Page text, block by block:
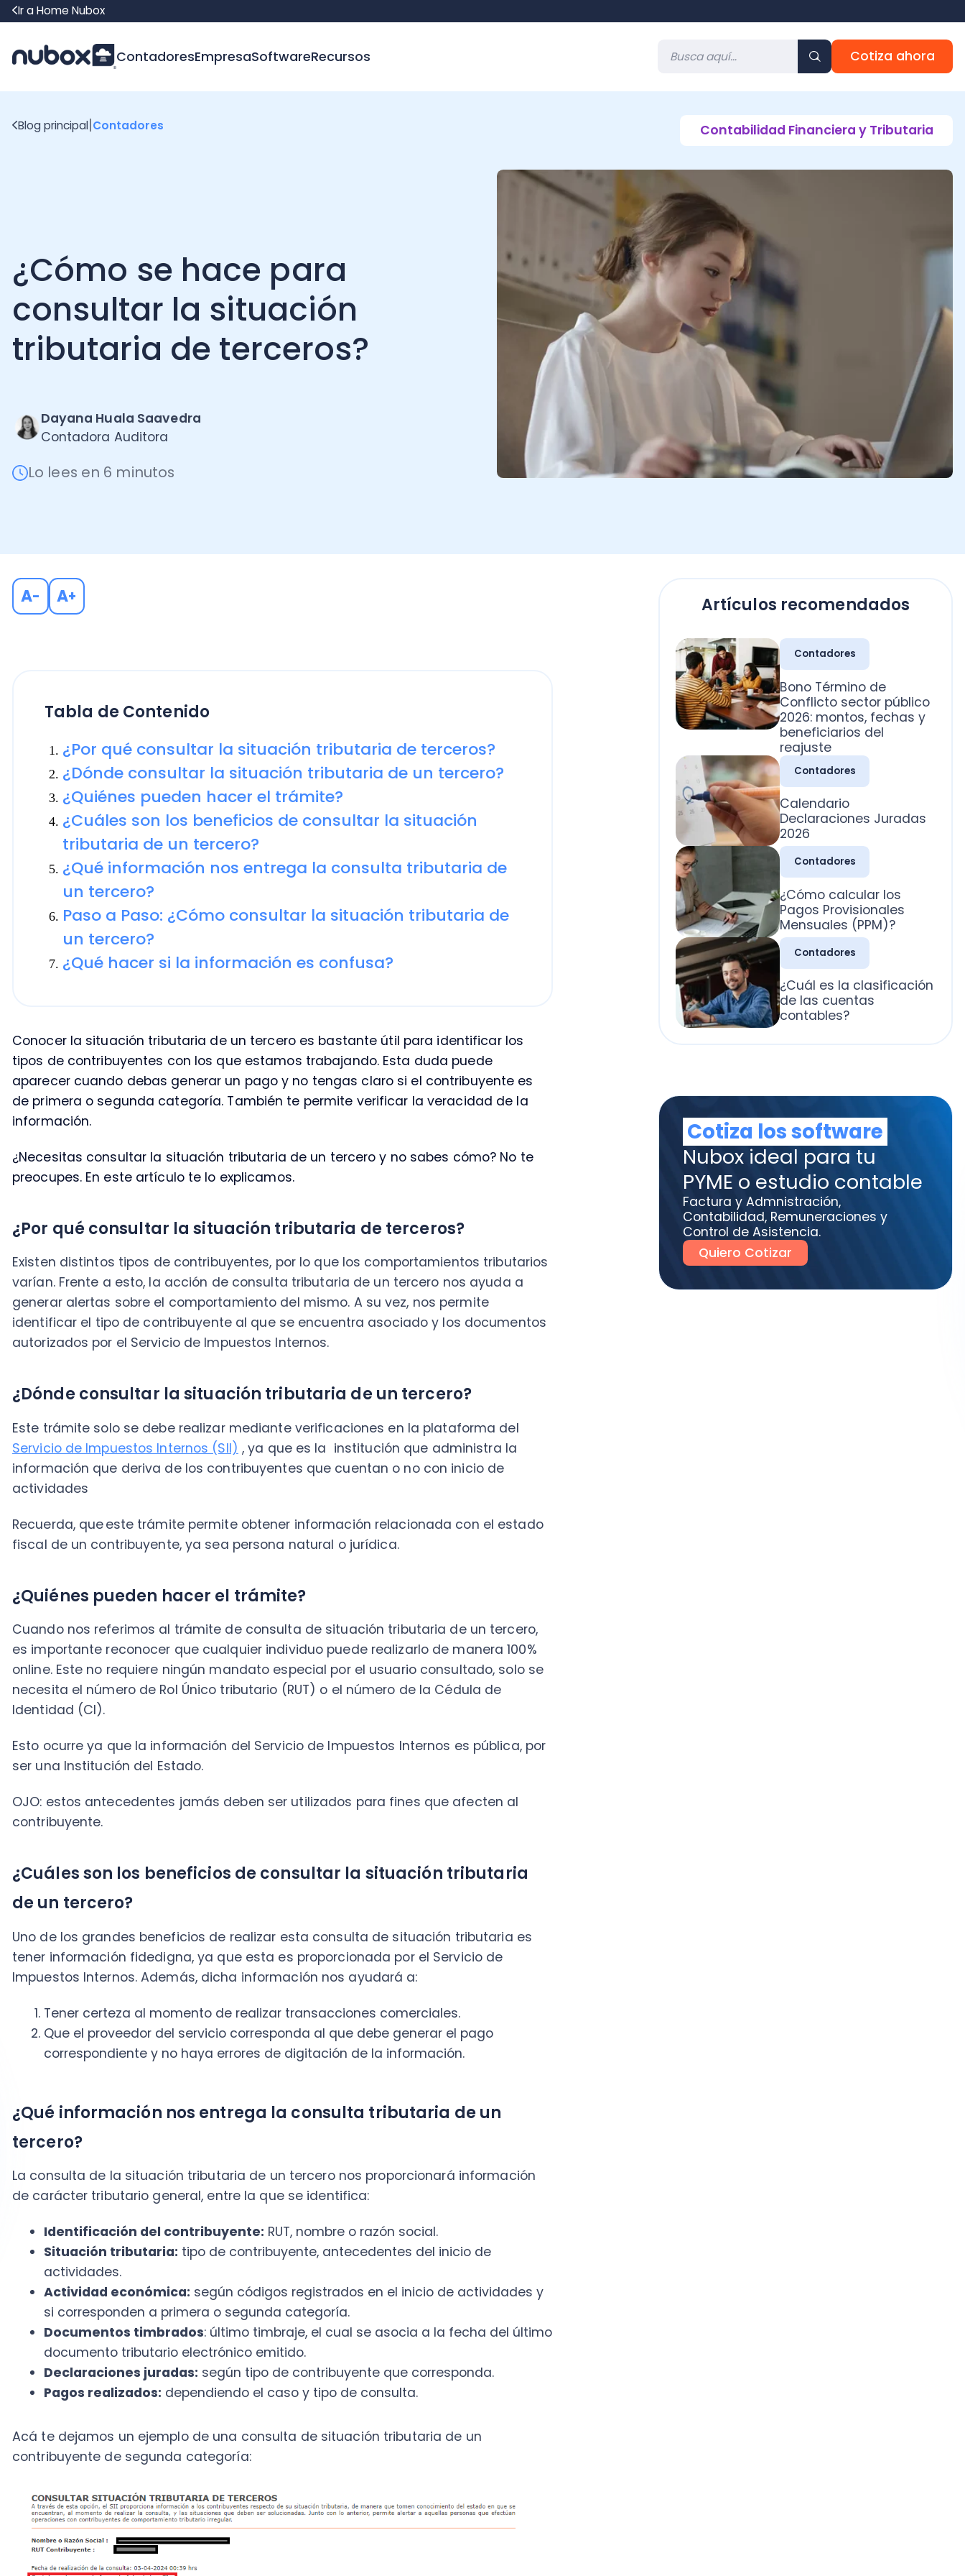
Ir a Home Nubox
ContadoresEmpresaSoftwareRecursos Cotiza ahora
¿Cómo se hace para
consultar la situación
tributaria de terceros?
Lo lees en 6 minutos
Contabilidad Financiera y Tributaria
¿Dónde consultar la situación tributaria de un tercero?
¿Quiénes pueden hacer el trámite?
¿Cuáles son los beneficios de consultar la situación
tributaria de un tercero?
¿Qué información nos entrega la consulta tributaria de
un tercero?
Paso a Paso: ¿Cómo consultar la situación tributaria de
un tercero?
¿Qué hacer si la información es confusa?
Conocer la situación tributaria de un tercero es bastante útil para identificar los
tipos de contribuyentes con los que estamos trabajando. Esta duda puede
¿Necesitas consultar la situación tributaria de un tercero y no sabes cómo? No te
preocupes. En este artículo te lo explicamos.
¿Por qué consultar la situación tributaria de terceros?
Existen distintos tipos de contribuyentes, por lo que los comportamientos tributarios
varían. Frente a esto, la acción de consulta tributaria de un tercero nos ayuda a
generar alertas sobre el comportamiento del mismo. A su vez, nos permite
autorizados por el Servicio de Impuestos Internos.
¿Dónde consultar la situación tributaria de un tercero?
Este trámite solo se debe realizar mediante verificaciones en la plataforma del
Servicio de Impuestos Internos (SII), ya que es la institución que administra la
información que deriva de los contribuyentes que cuentan o no con inicio de
Recuerda, que este trámite permite obtener información relacionada con el estado
fiscal de un contribuyente, ya sea persona natural o jurídica.
¿Quiénes pueden hacer el trámite?
Cuando nos referimos al trámite de consulta de situación tributaria de un tercero,
online. Este no requiere ningún mandato especial por el usuario consultado, solo se
necesita el número de Rol Único tributario (RUT) o el número de la Cédula de
Esto ocurre ya que la información del Servicio de Impuestos Internos es pública, por
ser una Institución del Estado.
OJO: estos antecedentes jamás deben ser utilizados para fines que afecten al
contribuyente.
¿Cuáles son los beneficios de consultar la situación tributaria
Uno de los grandes beneficios de realizar esta consulta de situación tributaria es
Impuestos Internos. Además, dicha información nos ayudará a:
Tener certeza al momento de realizar transacciones comerciales.
correspondiente y no haya errores de digitación de la información.
tercero?
La consulta de la situación tributaria de un tercero nos proporcionará información
Identificación del contribuyente:RUT, nombre o razón social.
Situación tributaria: tipo de contribuyente, antecedentes del inicio de
actividades.
si corresponden a primera o segunda categoría.
Documentos timbrados: último timbraje, el cual se asocia a la fecha del último
documento tributario electrónico emitido.
Pagos realizados:dependiendo el caso y tipo de consulta.
contribuyente de segunda categoría:
Artículos recomendados
Contadores
Conflicto sector público
2026: montos, fechas y
beneficiarios del
reajuste
Contadores
Calendario
Declaraciones Juradas
2026
Contadores
¿Cómo calcular los
Pagos Provisionales
Mensuales (PPM)?
¿Cuál es la clasificación
de las cuentas
contables?
Cotiza los software
Factura y Admnistración,
Contabilidad, Remuneraciones y
Control de Asistencia.
Quiero Cotizar